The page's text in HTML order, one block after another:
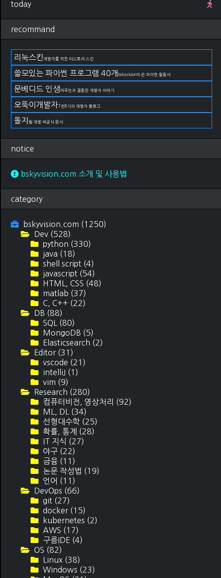
today
recommand
리눅스킨 개발자를 위한 티스토리 스킨
쓸모있는 파이썬 프로그램 40개 bskyvision이 쓴 파이썬 활용서
문베디드 인생 미국인과 결혼한 개발자 이야기
오뚝이개발자7전8기의 개발자 블로그
돌지 웹 개발 비공식 문서
notice
bskyvision.com 소개 및 사용법
category
bskyvision.com (1250)
Dev (528)
python (330)
java (18)
shell script (4)
javascript (54)
HTML, CSS (48)
matlab (37)
C, C++ (22)
DB (88)
SQL (80)
MongoDB (5)
Elasticsearch (2)
Editor (31)
vscode (21)
intelliJ (1)
vim (9)
Research (280)
컴퓨터비전, 영상처리 (92)
ML, DL (34)
선형대수학 (25)
확률, 통계 (28)
IT 지식 (27)
야구 (22)
금융 (11)
논문 작성법 (19)
언어 (11)
DevOps (66)
git (27)
docker (15)
kubernetes (2)
AWS (17)
구름IDE (4)
OS (82)
Linux (38)
Windows (23)